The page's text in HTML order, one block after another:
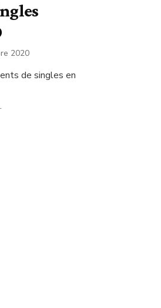
2020
de singles en